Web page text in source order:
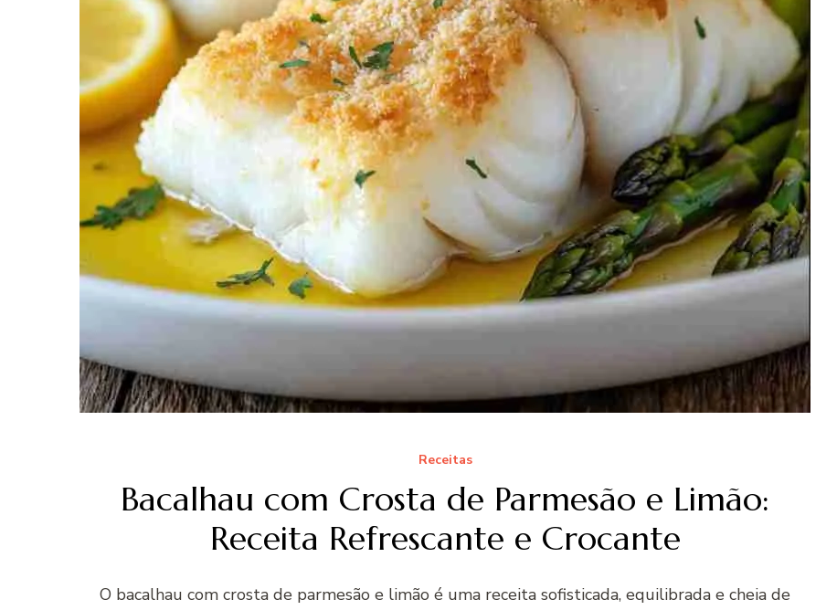
Receitas
Bacalhau com Crosta de Parmesão e Limão:
Receita Refrescante e Crocante
O bacalhau com crosta de parmesão e limão é uma receita sofisticada, equilibrada e cheia de